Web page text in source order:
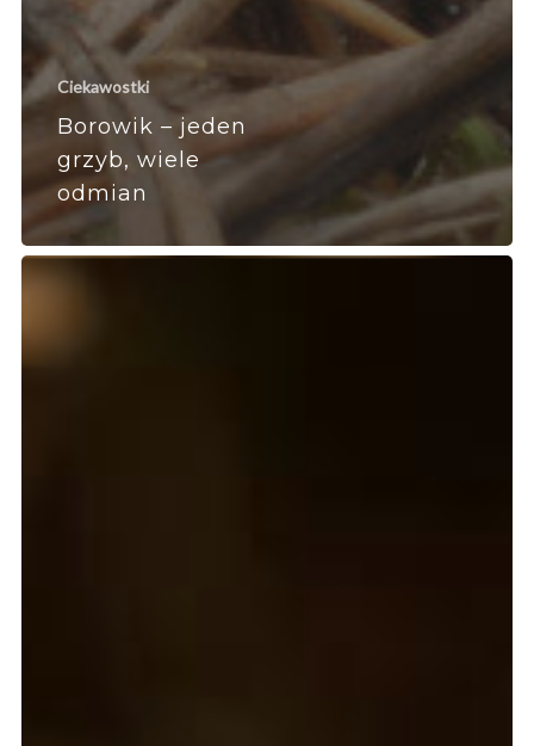
Ciekawostki
Borowik – jeden
grzyb, wiele
odmian